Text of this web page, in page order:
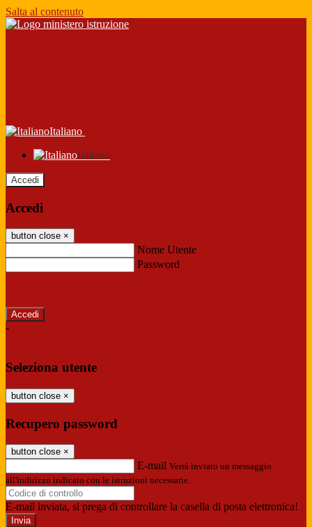
Salta al contenuto
Italiano
Italiano
Accedi
Accedi
button close ×
Nome Utente
Password
-
Seleziona utente
button close ×
Recupero password
button close ×
E-mail Verrà inviato un messaggio
all'indirizzo indicato con le istruzioni necessarie.
E-mail inviata, si prega di controllare la casella di posta elettronica!